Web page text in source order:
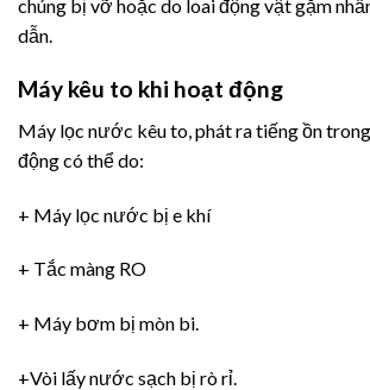
chúng bị vỡ hoặc do loai động vật gặm
dẫn.
Máy kêu to khi hoạt động
Máy lọc nước kêu to, phát ra tiếng ồn
động có thể do:
+ Máy lọc nước bị e khí
+ Tắc màng RO
+ Máy bơm bị mòn bi.
+Vòi lấy nước sạch bị rò rỉ.